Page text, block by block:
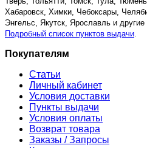
Хабаровск, Химки, Чебоксары,
Энгельс, Якутск, Ярославль и
Подробный список пунктов выдачи
Покупателям
Статьи
Личный кабинет
Условия доставки
Пункты выдачи
Условия оплаты
Возврат товара
Заказы / Запросы